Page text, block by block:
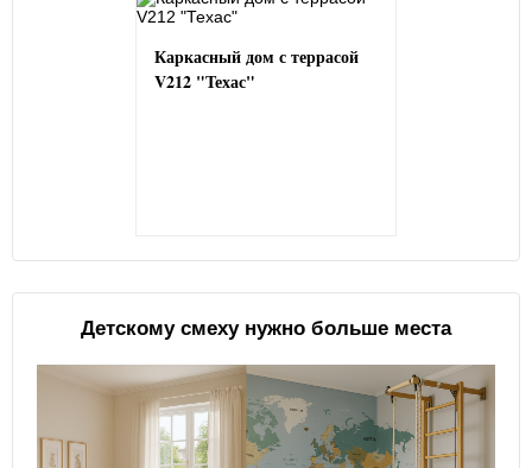
Каркасный дом с террасой
V212 "Техас"
Детскому смеху нужно больше места